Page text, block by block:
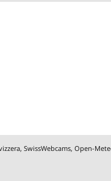
,SwissWebcams,Open-